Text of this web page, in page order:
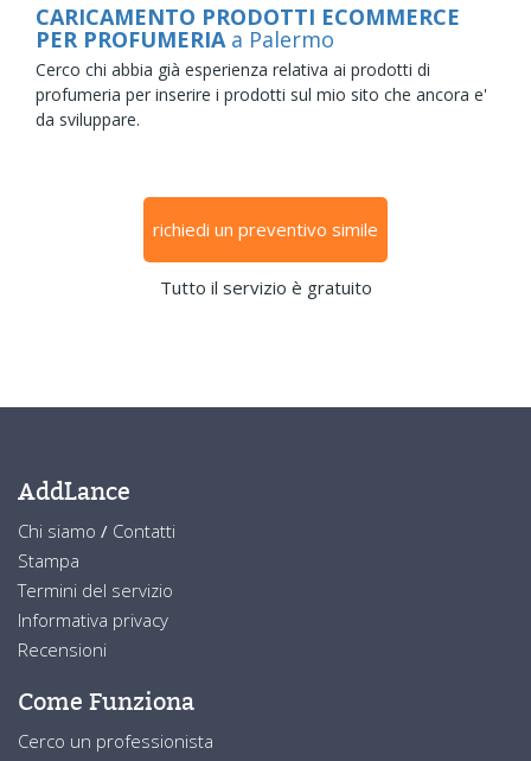
CARICAMENTO PRODOTTI ECOMMERCE
PER PROFUMERIA a Palermo
Cerco chi abbia già esperienza relativa ai prodotti di
profumeria per inserire i prodotti sul mio sito che ancora e'
da sviluppare.
richiedi un preventivo simile
Tutto il servizio è gratuito
AddLance
Chi siamo / Contatti
Stampa
Termini del servizio
Informativa privacy
Recensioni
Come Funziona
Cerco un professionista